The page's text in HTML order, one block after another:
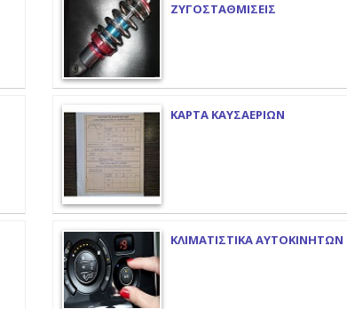
ΖΥΓΟΣΤΑΘΜΙΣΕΙΣ
ΚΑΡΤΑ ΚΑΥΣΑΕΡΙΩΝ
ΚΛΙΜΑΤΙΣΤΙΚΑ ΑΥΤΟΚΙΝΗΤΩΝ